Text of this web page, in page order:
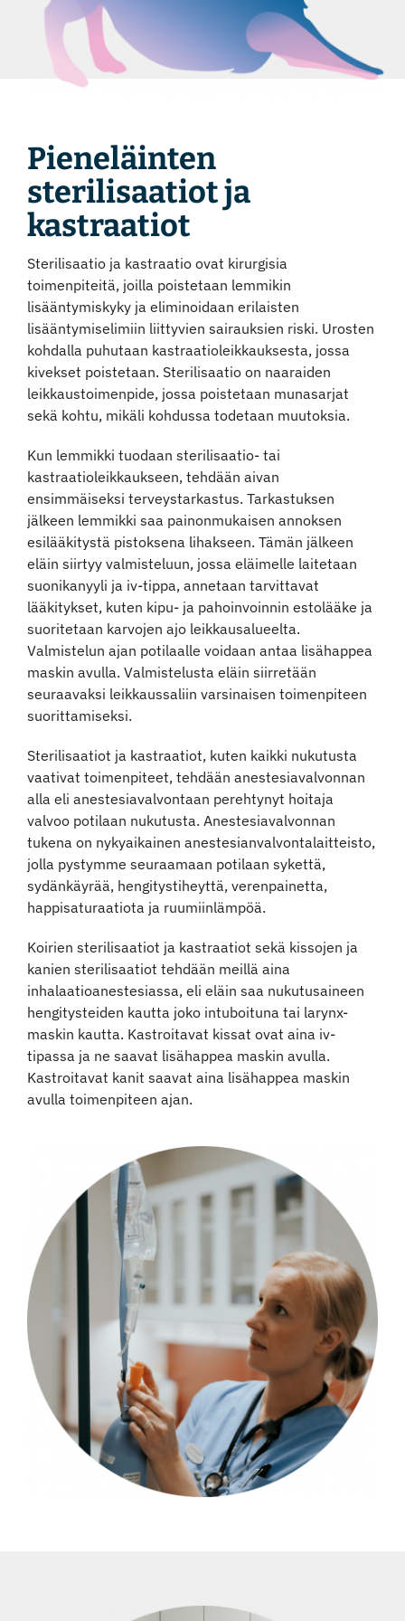
Pieneläinten
sterilisaatiot ja
kastraatiot
Sterilisaatio ja kastraatio ovat kirurgisia
toimenpiteitä, joilla poistetaan lemmikin
lisääntymiskyky ja eliminoidaan erilaisten
lisääntymiselimiin liittyvien sairauksien riski. Urosten
kohdalla puhutaan kastraatioleikkauksesta, jossa
kivekset poistetaan. Sterilisaatio on naaraiden
leikkaustoimenpide, jossa poistetaan munasarjat
sekä kohtu, mikäli kohdussa todetaan muutoksia.
Kun lemmikki tuodaan sterilisaatio- tai
kastraatioleikkaukseen, tehdään aivan
ensimmäiseksi terveystarkastus. Tarkastuksen
jälkeen lemmikki saa painonmukaisen annoksen
esilääkitystä pistoksena lihakseen. Tämän jälkeen
eläin siirtyy valmisteluun, jossa eläimelle laitetaan
suonikanyyli ja iv-tippa, annetaan tarvittavat
lääkitykset, kuten kipu- ja pahoinvoinnin estolääke ja
suoritetaan karvojen ajo leikkausalueelta.
Valmistelun ajan potilaalle voidaan antaa lisähappea
maskin avulla. Valmistelusta eläin siirretään
seuraavaksi leikkaussaliin varsinaisen toimenpiteen
suorittamiseksi.
Sterilisaatiot ja kastraatiot, kuten kaikki nukutusta
vaativat toimenpiteet, tehdään anestesiavalvonnan
alla eli anestesiavalvontaan perehtynyt hoitaja
valvoo potilaan nukutusta. Anestesiavalvonnan
tukena on nykyaikainen anestesianvalvontalaitteisto,
jolla pystymme seuraamaan potilaan sykettä,
sydänkäyrää, hengitystiheyttä, verenpainetta,
happisaturaatiota ja ruumiinlämpöä.
Koirien sterilisaatiot ja kastraatiot sekä kissojen ja
kanien sterilisaatiot tehdään meillä aina
inhalaatioanestesiassa, eli eläin saa nukutusaineen
hengitysteiden kautta joko intuboituna tai larynx-
maskin kautta. Kastroitavat kissat ovat aina iv-
tipassa ja ne saavat lisähappea maskin avulla.
Kastroitavat kanit saavat aina lisähappea maskin
avulla toimenpiteen ajan.